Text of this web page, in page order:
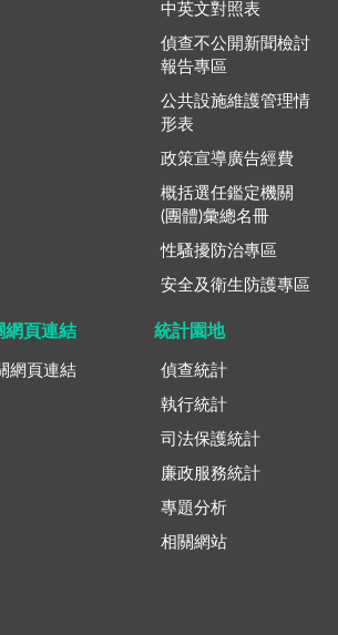
中英文對照表
偵查不公開新聞檢討
報告專區
公共設施維護管理情
形表
政策宣導廣告經費
概括選任鑑定機關
(團體)彙總名冊
性騷擾防治專區
安全及衛生防護專區
網頁連結
網頁連結
統計園地
偵查統計
執行統計
司法保護統計
廉政服務統計
專題分析
相關網站